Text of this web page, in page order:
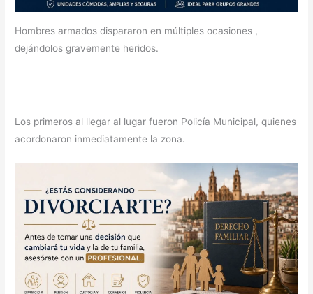
Hombres armados dispararon en múltiples ocasiones ,
dejándolos gravemente heridos.
Los primeros al llegar al lugar fueron Policía Municipal, quienes
acordonaron inmediatamente la zona.